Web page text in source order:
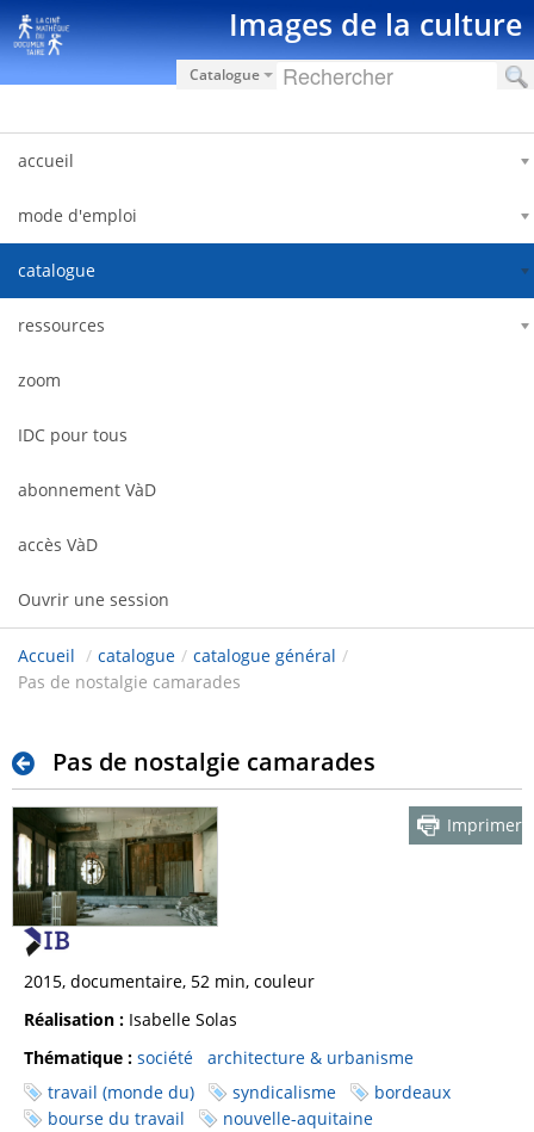
Saut au contenu Images de la culture
Catalogue
accueil
mode d'emploi
catalogue
ressources
zoom
IDC pour tous
abonnement VàD
accès VàD
Ouvrir une session
Accueil / catalogue / catalogue général /
Pas de nostalgie camarades
Pas de nostalgie camarades
Imprimer
2015, documentaire, 52 min, couleur
Réalisation : Isabelle Solas
Thématique : société
architecture & urbanisme
travail (monde du)
syndicalisme
bordeaux
bourse du travail
nouvelle-aquitaine